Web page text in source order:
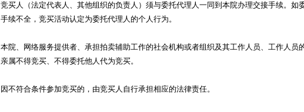
竞买人（法定代表人、其他组织的负责人）须与委托代理人一同到本院办理交接手续。如
手续不全，竞买活动认定为委托代理人的个人行为。
本院、网络服务提供者、承担拍卖辅助工作的社会机构或者组织及其工作人员、工作人员
亲属不得竞买、不得委托他人代为竞买。
因不符合条件参加竞买的，由竞买人自行承担相应的法律责任。